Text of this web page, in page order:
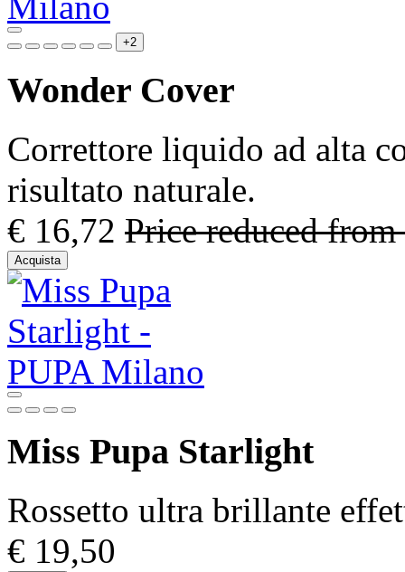
+2
Wonder Cover
Correttore liquido ad alta
risultato naturale.
€ 16,72 Price reduced from
Acquista
Miss Pupa Starlight
Rossetto ultra brillante
€ 19,50